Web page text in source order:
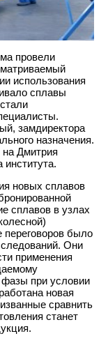
провели
использования
сплавы
замдиректора
назначения.
на Дмитрия
института.
новых сплавов
сплавов в узлах
переговоров было
Они
применения
при условии
новая
сравнить
станет